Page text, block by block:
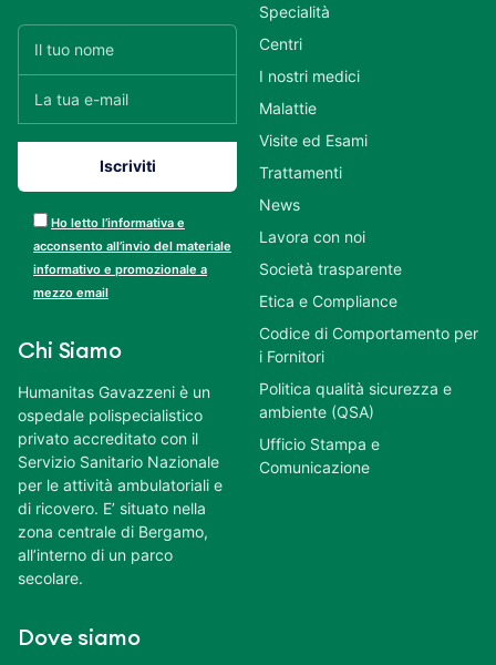
Ho letto l’informativa e
acconsento all’invio del materiale
informativo e promozionale a
mezzo email
Chi Siamo
Humanitas Gavazzeni è un
ospedale polispecialistico
privato accreditato con il
Servizio Sanitario Nazionale
per le attività ambulatoriali e
di ricovero. E’ situato nella
zona centrale di Bergamo,
all’interno di un parco
secolare.
Dove siamo
Specialità
Centri
I nostri medici
Malattie
Visite ed Esami
Trattamenti
News
Lavora con noi
Società trasparente
Etica e Compliance
Codice di Comportamento per
i Fornitori
Politica qualità sicurezza e
ambiente (QSA)
Ufficio Stampa e
Comunicazione